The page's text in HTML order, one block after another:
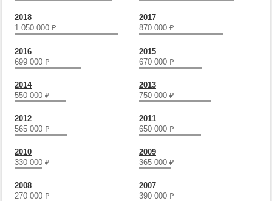
2018
1 050 000 ₽
2017
870 000 ₽
2016
699 000 ₽
2015
670 000 ₽
2014
550 000 ₽
2013
750 000 ₽
2012
565 000 ₽
2011
650 000 ₽
2010
330 000 ₽
2009
365 000 ₽
2008
270 000 ₽
2007
390 000 ₽